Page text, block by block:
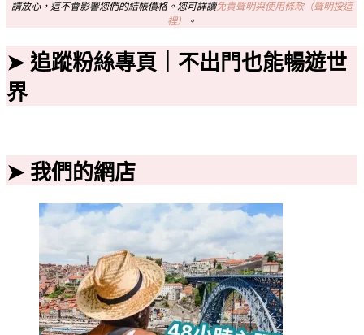
請放心，這不會影響您們的結帳價格。您可詳讀免責聲明與使用條款（聲明按這
裡）
。
➤ 追蹤粉絲專頁｜不出門也能暢遊世
界
➤ 我們的網店